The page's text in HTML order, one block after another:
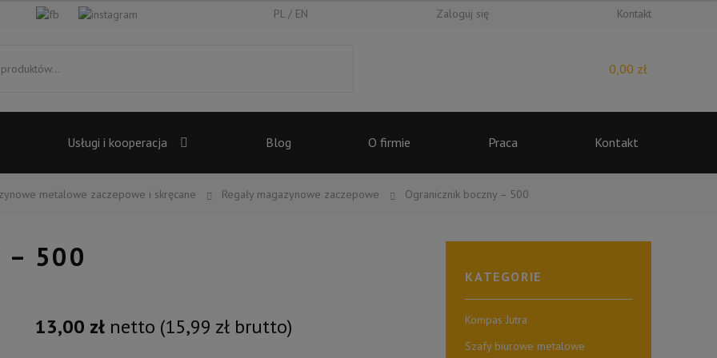
PL EN Zaloguj się Kontakt
0,00 zł
Usługi i kooperacja Blog O firmie Praca Kontakt
metalowe zaczepowe i skręcane Regały magazynowe zaczepowe Ogranicznik boczny – 500
– 500
13,00 zł netto (15,99 zł brutto)
KATEGORIE
Kompas Jutra
Szafy biurowe metalowe